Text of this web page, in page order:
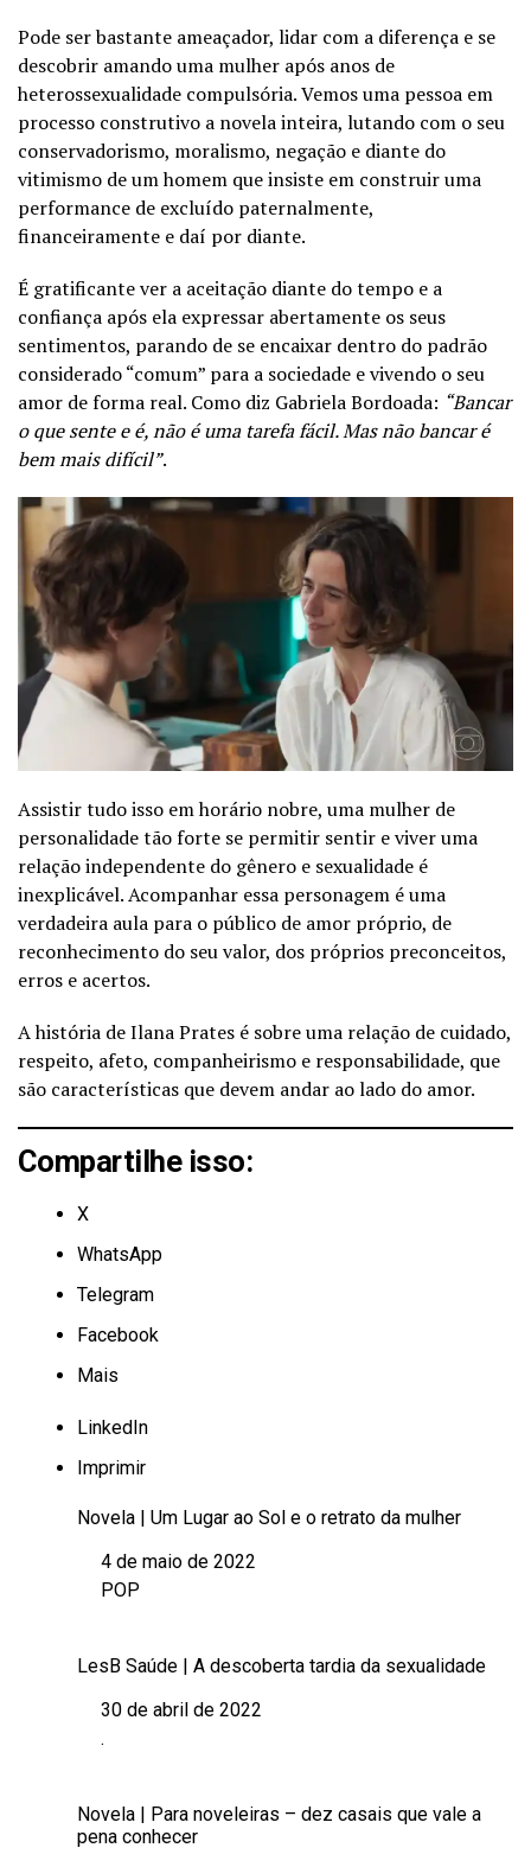
Pode ser bastante ameaçador, lidar com a diferença e se
descobrir amando uma mulher após anos de
heterossexualidade compulsória. Vemos uma pessoa em
processo construtivo a novela inteira, lutando com o seu
conservadorismo, moralismo, negação e diante do
vitimismo de um homem que insiste em construir uma
performance de excluído paternalmente,
financeiramente e daí por diante.
É gratificante ver a aceitação diante do tempo e a
confiança após ela expressar abertamente os seus
sentimentos, parando de se encaixar dentro do padrão
considerado “comum” para a sociedade e vivendo o seu
amor de forma real. Como diz Gabriela Bordoada: “Bancar
o que sente e é, não é uma tarefa fácil. Mas não bancar é
bem mais difícil”.
Assistir tudo isso em horário nobre, uma mulher de
personalidade tão forte se permitir sentir e viver uma
relação independente do gênero e sexualidade é
inexplicável. Acompanhar essa personagem é uma
verdadeira aula para o público de amor próprio, de
reconhecimento do seu valor, dos próprios preconceitos,
erros e acertos.
A história de Ilana Prates é sobre uma relação de cuidado,
respeito, afeto, companheirismo e responsabilidade, que
são características que devem andar ao lado do amor.
Compartilhe isso:
X
WhatsApp
Telegram
Facebook
Mais
LinkedIn
Imprimir
Novela | Um Lugar ao Sol e o retrato da mulher
Data
4 de maio de 2022
Em relação a
POP
LesB Saúde | A descoberta tardia da sexualidade
Data
30 de abril de 2022
Em relação a
.
Novela | Para noveleiras – dez casais que vale a
pena conhecer